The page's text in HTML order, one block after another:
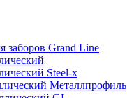
заборов Grand Line
Steel-x
Металлпрофиль